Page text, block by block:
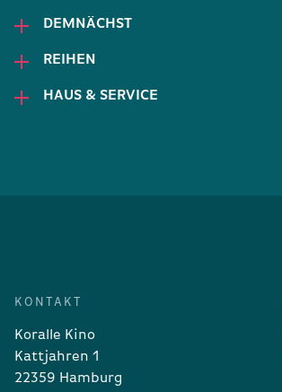
DEMNÄCHST
REIHEN
HAUS & SERVICE
KONTAKT
Koralle Kino
Kattjahren 1
22359 Hamburg